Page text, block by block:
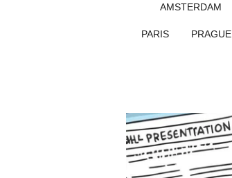
AMSTERDAM
PARIS PRAGUE